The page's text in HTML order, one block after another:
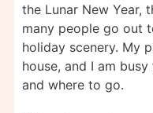
the Lunar New Year,
many people go out
holiday scenery. My
house, and I am
and where to go.